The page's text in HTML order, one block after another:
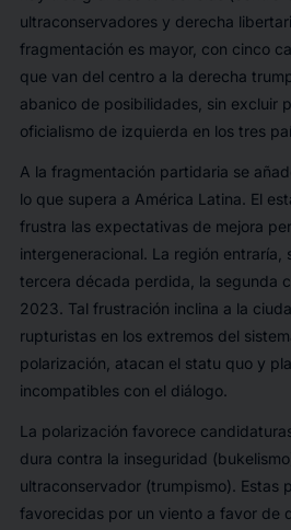
ultraconservadores y derecha
fragmentación es mayor, con cinco
que van del centro a la derecha
abanico de posibilidades, sin excluir
oficialismo de izquierda en los tres
A la fragmentación partidaria se
lo que supera a América Latina. El
frustra las expectativas de mejora
intergeneracional. La región entraría,
tercera década perdida, la segunda
2023. Tal frustración inclina a la
rupturistas en los extremos del
polarización, atacan el statu quoy
incompatibles con el diálogo.
La polarización favorece
dura contra la inseguridad
ultraconservador (trumpismo). Estas
favorecidas por un viento a favor de